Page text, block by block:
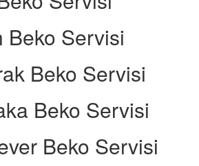
Beko Servisi
Beko Servisi
Beko Servisi
Beko Servisi